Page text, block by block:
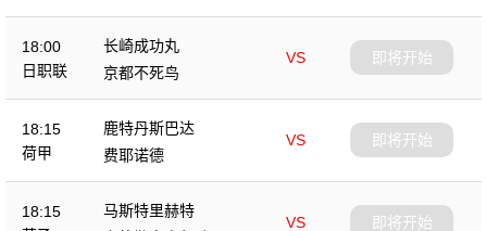
18:00
日职联
长崎成功丸
VS
京都不死鸟
即将开始
18:15
荷甲
鹿特丹斯巴达
VS
费耶诺德
即将开始
18:15
马斯特里赫特
VS
即将开始